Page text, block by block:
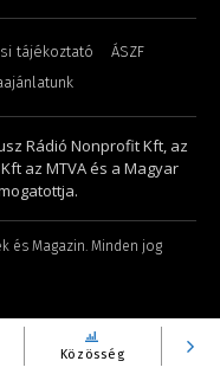
Közösség
tájékoztató
ÁSZF
Rádió Nonprofit Kft, az
az MTVA és a Magyar
és Magazin. Minden jog